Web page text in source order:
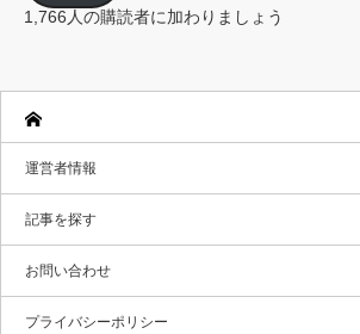
レ
ス
1,766人の購読者に加わりましょう
運営者情報
記事を探す
お問い合わせ
プライバシーポリシー